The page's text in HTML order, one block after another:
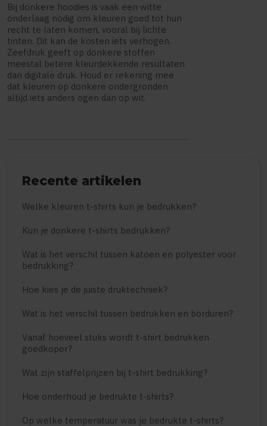
Bij donkere hoodies is vaak een witte
onderlaag nodig om kleuren goed tot hun
recht te laten komen, vooral bij lichte
tinten. Dit kan de kosten iets verhogen.
Zeefdruk geeft op donkere stoffen
meestal betere kleurdekkende resultaten
dan digitale druk. Houd er rekening mee
dat kleuren op donkere ondergronden
altijd iets anders ogen dan op wit.
Recente artikelen
Welke kleuren t-shirts kun je bedrukken?
Kun je donkere t-shirts bedrukken?
Wat is het verschil tussen katoen en polyester voor
bedrukking?
Hoe kies je de juiste druktechniek?
Wat is het verschil tussen bedrukken en borduren?
Vanaf hoeveel stuks wordt t-shirt bedrukken
goedkoper?
Wat zijn staffelprijzen bij t-shirt bedrukking?
Hoe onderhoud je bedrukte t-shirts?
Op welke temperatuur was je bedrukte t-shirts?